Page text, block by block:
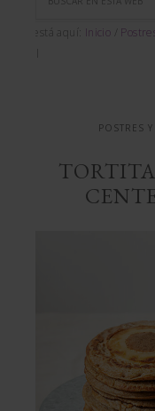
Usted está aquí: Inicio
POSTRES